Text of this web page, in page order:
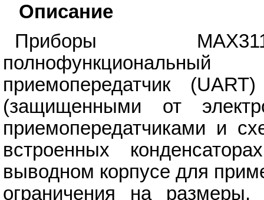
Описание
Приборы
полнофункциональный
приемопередатчик
(защищенными от
приемопередатчиками и
встроенных
выводном корпусе для
ограничения на размеры,